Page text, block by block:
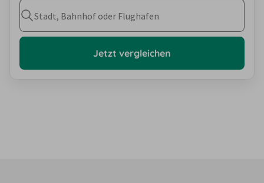
Stadt, Bahnhof oder Flughafen
Jetzt vergleichen